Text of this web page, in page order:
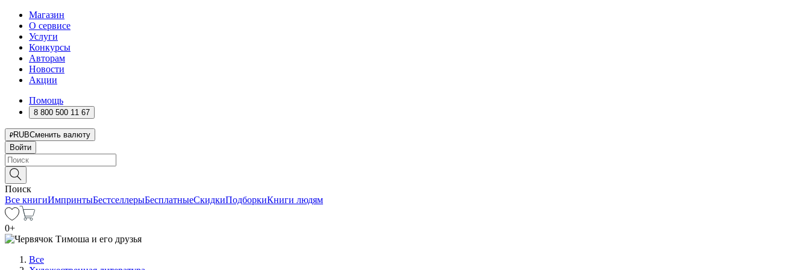
Магазин
О сервисе
Услуги
Конкурсы
Авторам
Новости
Акции
Помощь
8 800 500 11 67
RUBСменить валюту
Войти
Поиск
Все книгиИмпринтыБестселлерыБесплатныеСкидкиПодборкиКниги людям
0+
Все